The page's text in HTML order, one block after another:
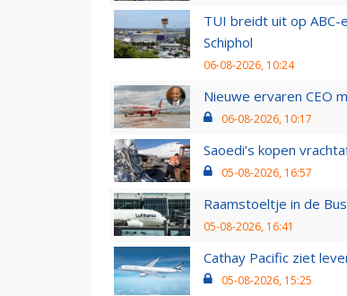
TUI breidt uit op ABC-
Schiphol
06-08-2026, 10:24
Nieuwe ervaren CEO
06-08-2026, 10:17
Saoedi’s kopen
05-08-2026, 16:57
Raamstoeltje in de
05-08-2026, 16:41
Cathay Pacific ziet
05-08-2026, 15:25